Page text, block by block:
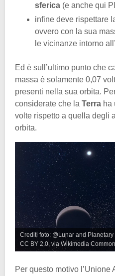
sferica (e anche qui
infine deve rispettare
ovvero con la sua
le vicinanze intorno
Ed è sull’ultimo punto che
massa è solamente 0,07
presenti nella sua orbita.
considerate che la Terra ha
volte rispetto a quella degli
orbita.
Crediti foto: @Lunar and
CC BY 2.0, via Wikimedia
Per questo motivo l’Unione